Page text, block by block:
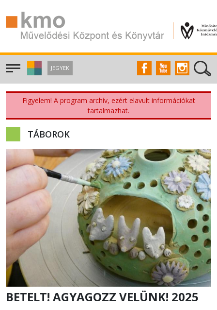
JEGYEK
Figyelem! A program archív, ezért elavult információkat
tartalmazhat.
TÁBOROK
BETELT! AGYAGOZZ VELÜNK! 2025